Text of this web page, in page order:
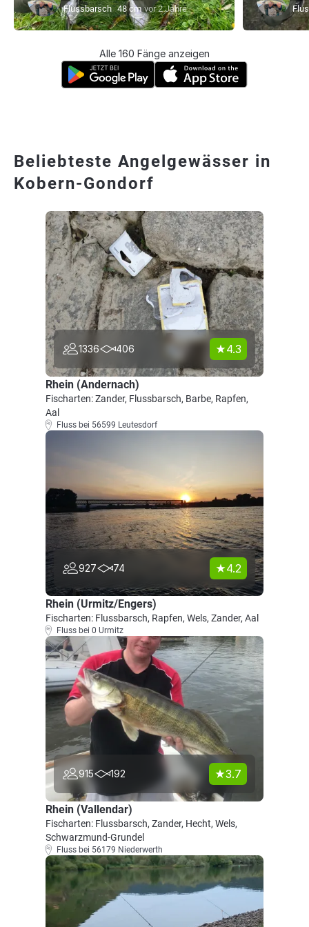
Flussbarsch 48 cm vor 2 Jahre
Alle 160 Fänge anzeigen
Beliebteste Angelgewässer in
Kobern-Gondorf
1336 406 4.3
Rhein (Andernach)
Fischarten: Zander, Flussbarsch, Barbe, Rapfen,
Aal
Fluss bei 56599 Leutesdorf
927 74 4.2
Rhein (Urmitz/Engers)
Fischarten: Flussbarsch, Rapfen, Wels, Zander, Aal
Fluss bei 0 Urmitz
915 192 3.7
Rhein (Vallendar)
Fischarten: Flussbarsch, Zander, Hecht, Wels,
Schwarzmund-Grundel
Fluss bei 56179 Niederwerth